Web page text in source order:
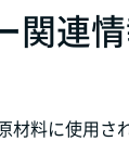
関連
材料に使用さ